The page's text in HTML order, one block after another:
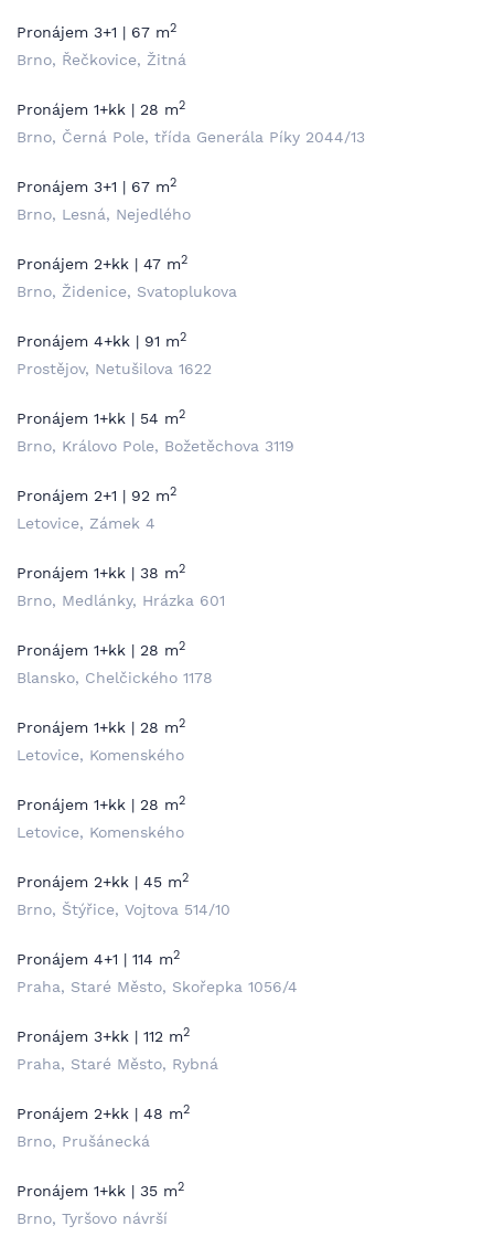
Pronájem 3+1 | 67 m2
Brno, Řečkovice, Žitná
Pronájem 1+kk | 28 m2
Brno, Černá Pole, třída Generála Píky 2044/13
Pronájem 3+1 | 67 m2
Brno, Lesná, Nejedlého
Pronájem 2+kk | 47 m2
Brno, Židenice, Svatoplukova
Pronájem 4+kk | 91 m2
Prostějov, Netušilova 1622
Pronájem 1+kk | 54 m2
Brno, Královo Pole, Božetěchova 3119
Pronájem 2+1 | 92 m2
Letovice, Zámek 4
Pronájem 1+kk | 38 m2
Brno, Medlánky, Hrázka 601
Pronájem 1+kk | 28 m2
Blansko, Chelčického 1178
Pronájem 1+kk | 28 m2
Letovice, Komenského
Pronájem 1+kk | 28 m2
Letovice, Komenského
Pronájem 2+kk | 45 m2
Brno, Štýřice, Vojtova 514/10
Pronájem 4+1 | 114 m2
Praha, Staré Město, Skořepka 1056/4
Pronájem 3+kk | 112 m2
Praha, Staré Město, Rybná
Pronájem 2+kk | 48 m2
Brno, Prušánecká
Pronájem 1+kk | 35 m2
Brno, Tyršovo návrší